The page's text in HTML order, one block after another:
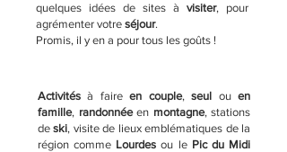
quelques idées de sites à visiter, pour
agrémenter votre séjour.
Promis, il y en a pour tous les goûts !
Activitésà faireen couple,seul ouen
famille, randonnée en montagne, stations
deski, visite de lieux emblématiques de la
région comme Lourdesou le Pic du Midi